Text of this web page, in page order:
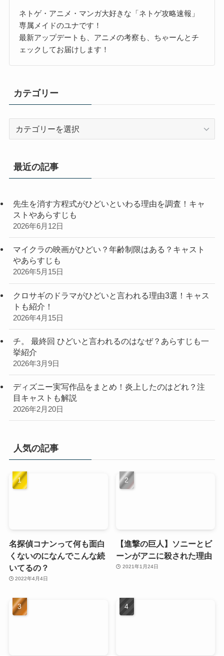
ネトゲ・アニメ・マンガ大好きな「ネトゲ攻略速報」
専属メイドのユナです！
最新アップデートも、アニメの考察も、ちゃーんとチ
ェックしてお届けします！
カテゴリー
リ
最近の記事
先生を消す方程式がひどいといわる理由を調査！キャ
ストやあらすじも
2026年6月12日
マイクラの映画がひどい？年齢制限はある？キャスト
やあらすじも
2026年5月15日
クロサギのドラマがひどいと言われる理由3選！キャス
トも紹介！
2026年4月15日
チ。 最終回 ひどいと言われるのはなぜ？あらすじも一
挙紹介
2026年3月9日
ディズニー実写作品をまとめ！炎上したのはどれ？注
目キャストも解説
2026年2月20日
人気の記事
名探偵コナンって何も面白
くないのになんでこんな続
いてるの？
2022年4月4日
【進撃の巨人】ソニーとビ
ーンがアニに殺された理由
2021年1月24日